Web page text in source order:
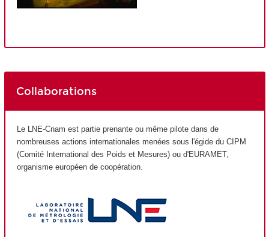
Collaborations
Le LNE-Cnam est partie prenante ou même pilote dans de
nombreuses actions internationales menées sous l'égide du CIPM
(Comité International des Poids et Mesures) ou d'EURAMET,
organisme européen de coopération.